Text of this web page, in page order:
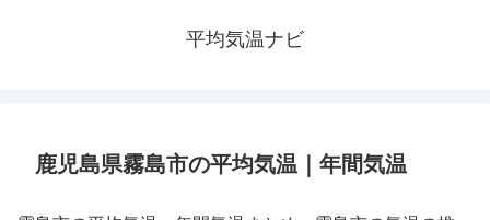
平均気温ナビ
鹿児島県霧島市の平均気温｜年間気温